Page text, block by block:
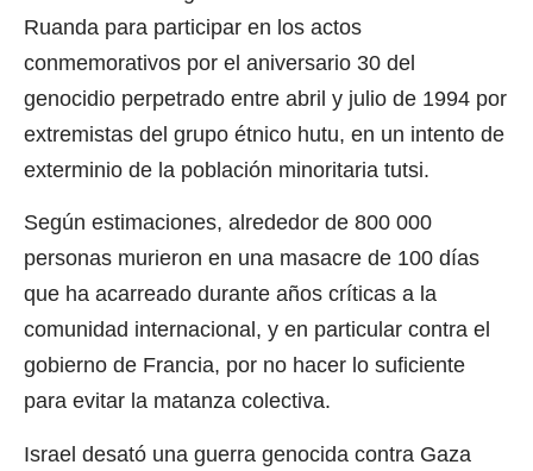
Ruanda para participar en los actos
conmemorativos por el aniversario 30 del
genocidio perpetrado entre abril y julio de 1994 por
extremistas del grupo étnico hutu, en un intento de
exterminio de la población minoritaria tutsi.
Según estimaciones, alrededor de 800 000
personas murieron en una masacre de 100 días
que ha acarreado durante años críticas a la
comunidad internacional, y en particular contra el
gobierno de Francia, por no hacer lo suficiente
para evitar la matanza colectiva.
Israel desató una guerra genocida contra Gaza